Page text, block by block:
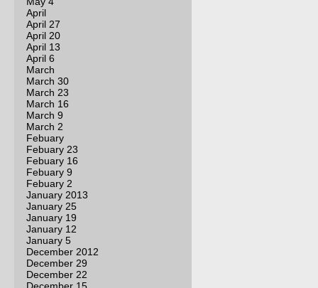
April
April 27
April 20
April 13
April 6
March
March 30
March 23
March 16
March 9
March 2
Febuary
Febuary 23
Febuary 16
Febuary 9
Febuary 2
January 2013
January 25
January 19
January 12
January 5
December 2012
December 29
December 22